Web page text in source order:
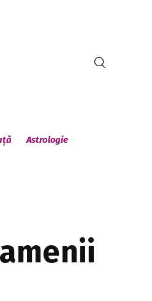
Astrologie